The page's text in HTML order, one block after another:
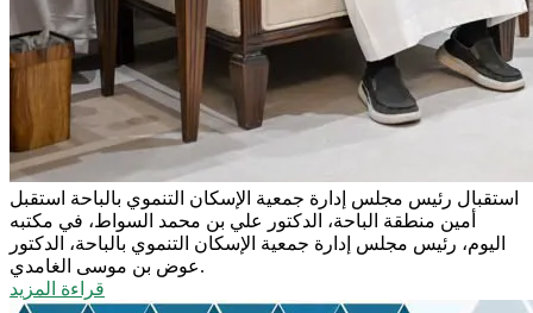
استقبال رئيس مجلس إدارة جمعية الإسكان التنموي بالباحة استقبل
أمين منطقة الباحة، الدكتور علي بن محمد السواط، في مكتبه
اليوم، رئيس مجلس إدارة جمعية الإسكان التنموي بالباحة، الدكتور
عوض بن موسى الغامدي.
قراءة المزيد